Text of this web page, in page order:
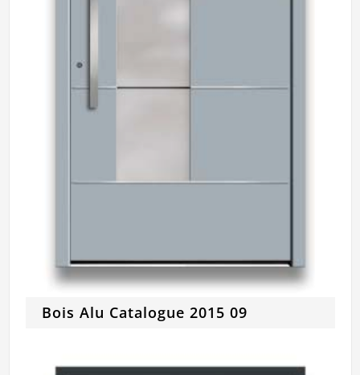
Bois Alu Catalogue 2015 09